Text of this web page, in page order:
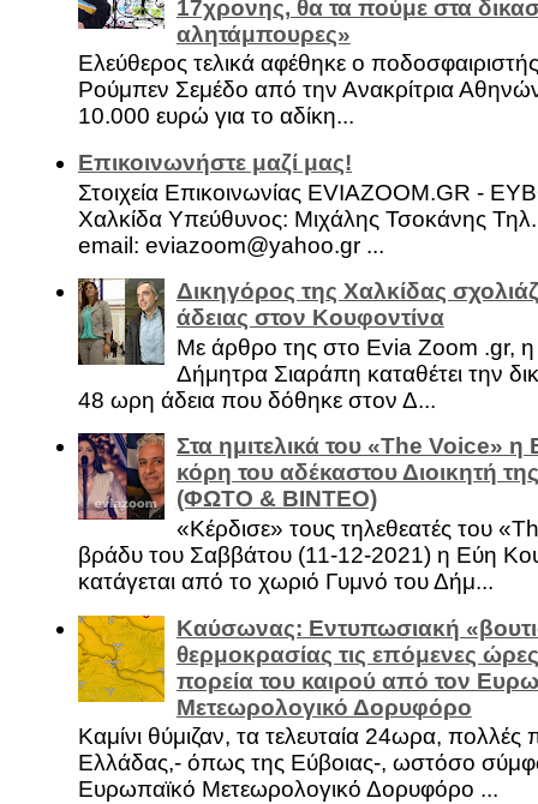
17χρονης, θα τα πούμε στα
αλητάμπουρες»
Ελεύθερος τελικά αφέθηκε ο
Ρούμπεν Σεμέδο από την Ανακρίτρια
10.000 ευρώ για το αδίκη...
Επικοινωνήστε μαζί μας!
Στοιχεία Επικοινωνίας EVIAZOOM.GR -
Χαλκίδα Υπεύθυνος: Μιχάλης Τσοκάνης
email: eviazoom@yahoo.gr ...
Δικηγόρος της Χαλκίδας
άδειας στον Κουφοντίνα
Με άρθρο της στο Evia Zoom .gr,
Δήμητρα Σιαράπη καταθέτει την
48 ωρη άδεια που δόθηκε στον Δ...
Στα ημιτελικά του «The Voice»
κόρη του αδέκαστου Διοικητή
(ΦΩΤΟ & ΒΙΝΤΕΟ)
«Κέρδισε» τους τηλεθεατές του
βράδυ του Σαββάτου (11-12-2021) η Εύη
κατάγεται από το χωριό Γυμνό του Δήμ...
Καύσωνας: Εντυπωσιακή
θερμοκρασίας τις επόμενες
πορεία του καιρού από τον
Μετεωρολογικό Δορυφόρο
Καμίνι θύμιζαν, τα τελευταία 24ωρα, πολλές
Ελλάδας,- όπως της Εύβοιας-, ωστόσο
Ευρωπαϊκό Μετεωρολογικό Δορυφόρο ...